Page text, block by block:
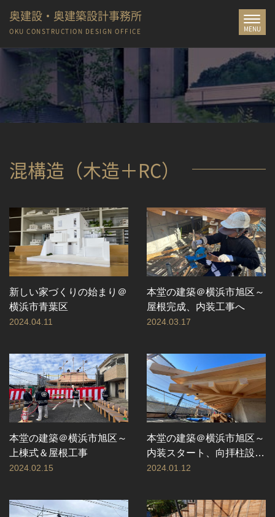
Toggle
MENU
奥建設・奥建築設計事務所
OKU CONSTRUCTION DESIGN OFFICE
混構造（木造＋RC）
新しい家づくりの始まり＠
横浜市青葉区
2024.04.11
本堂の建築＠横浜市旭区～
屋根完成、内装工事へ
2024.03.17
本堂の建築＠横浜市旭区～
上棟式＆屋根工事
2024.02.15
本堂の建築＠横浜市旭区～
内装スタート、向拝柱設置
ほか
2024.01.12